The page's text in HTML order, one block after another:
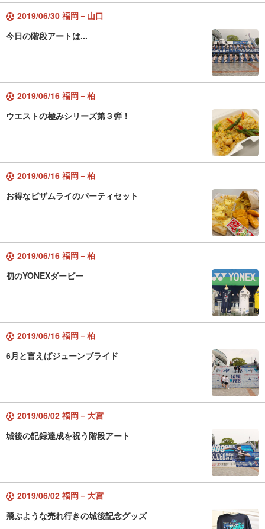
2019/06/30 福岡－山口
今日の階段アートは...
2019/06/16 福岡－柏
ウエストの極みシリーズ第３弾！
2019/06/16 福岡－柏
お得なピザムライのパーティセット
2019/06/16 福岡－柏
初のYONEXダービー
2019/06/16 福岡－柏
6月と言えばジューンブライド
2019/06/02 福岡－大宮
城後の記録達成を祝う階段アート
2019/06/02 福岡－大宮
飛ぶような売れ行きの城後記念グッズ